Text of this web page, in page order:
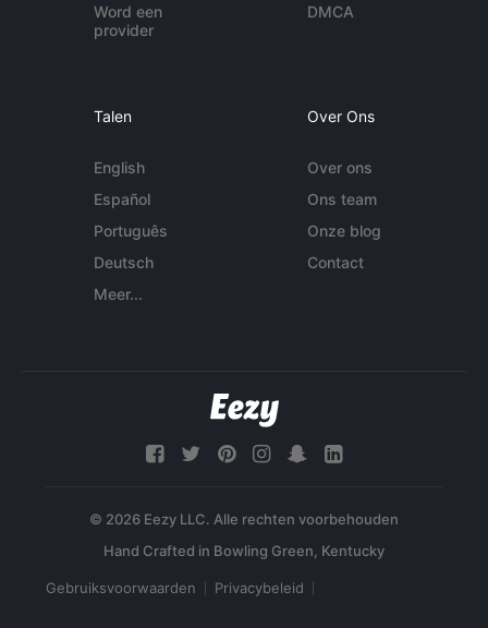
Word een
provider
DMCA
Talen
English
Español
Português
Deutsch
Meer...
Over Ons
Over ons
Ons team
Onze blog
Contact
© 2026 Eezy LLC. Alle rechten voorbehouden
Gebruiksvoorwaarden Privacybeleid